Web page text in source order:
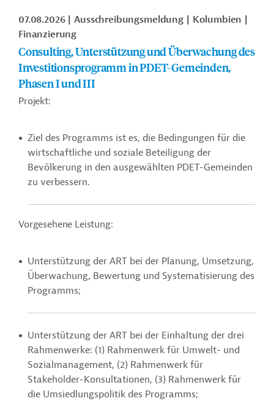
07.08.2026 Ausschreibungsmeldung
Kolumbien
Finanzierung
Consulting, Unterstützung und Überwachung des
Investitionsprogramm in PDET-Gemeinden,
Phasen I und III
Projekt:
Ziel des Programms ist es, die Bedingungen für die
wirtschaftliche und soziale Beteiligung der
Bevölkerung in den ausgewählten PDET-Gemeinden
zu verbessern.
Vorgesehene Leistung:
Unterstützung der ART bei der Planung, Umsetzung,
Überwachung, Bewertung und Systematisierung des
Programms;
Unterstützung der ART bei der Einhaltung der drei
Rahmenwerke: (1) Rahmenwerk für Umwelt- und
Sozialmanagement, (2) Rahmenwerk für
Stakeholder-Konsultationen, (3) Rahmenwerk für
die Umsiedlungspolitik des Programms;